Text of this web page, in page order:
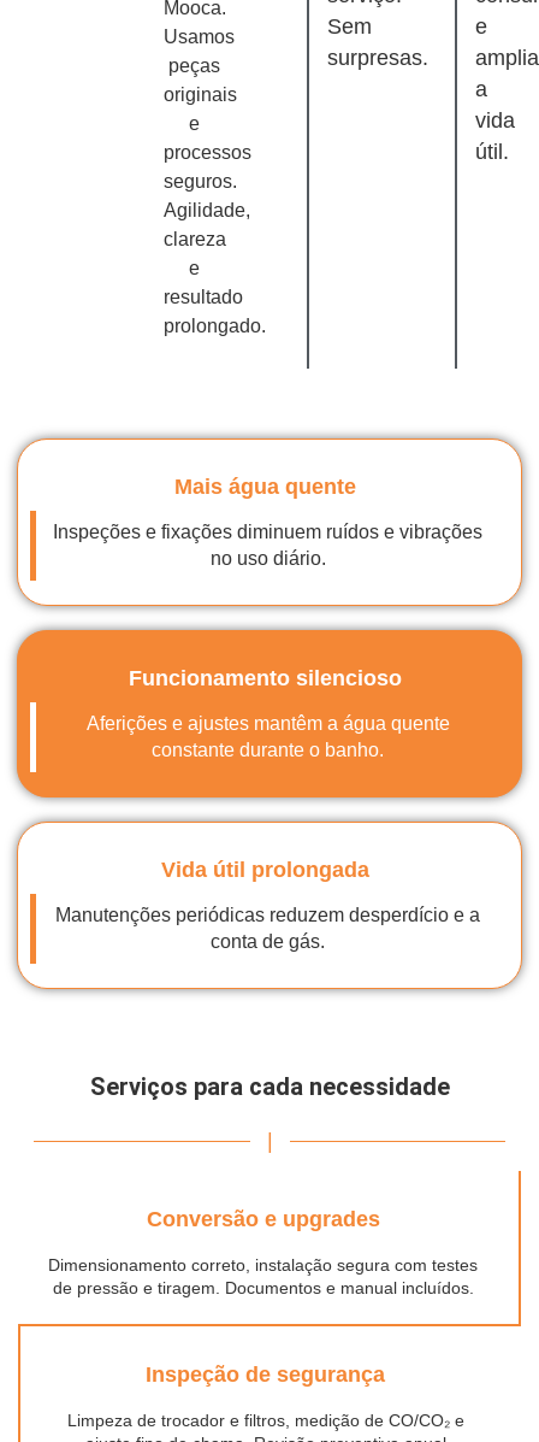
Mooca.
Usamos
peças
originais
e
processos
seguros.
Agilidade,
clareza
e
resultado
prolongado.
Sem
surpresas.
e
a
vida
útil.
Mais água quente
Inspeções e fixações diminuem ruídos e vibrações
no uso diário.
Funcionamento silencioso
Aferições e ajustes mantêm a água quente
constante durante o banho.
Vida útil prolongada
Manutenções periódicas reduzem desperdício e a
conta de gás.
Serviços para cada necessidade
Conversão e upgrades
Dimensionamento correto, instalação segura com testes
de pressão e tiragem. Documentos e manual incluídos.
Inspeção de segurança
Limpeza de trocador e filtros, medição de CO/CO₂ e